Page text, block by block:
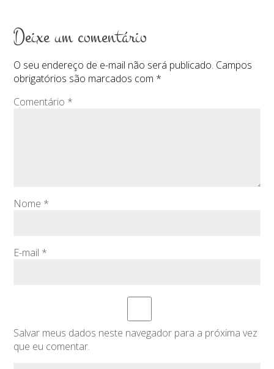
Deixe um comentário
O seu endereço de e-mail não será publicado. Campos
obrigatórios são marcados com *
Comentário *
Nome *
E-mail *
Salvar meus dados neste navegador para a próxima vez
que eu comentar.